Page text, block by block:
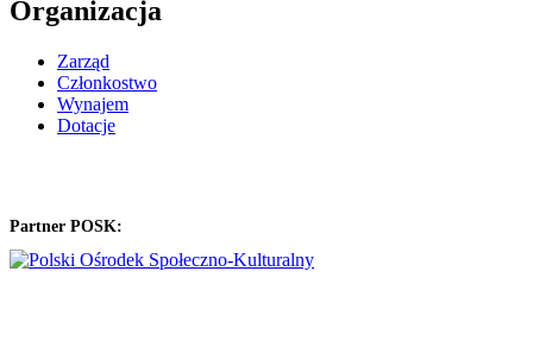
Organizacja
Zarząd
Członkostwo
Wynajem
Dotacje
Partner POSK: